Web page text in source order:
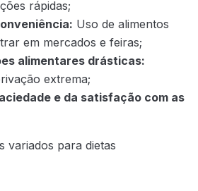
rápidas;
Uso de alimentos
em mercados e feiras;
alimentares drásticas:
extrema;
e da satisfação com as